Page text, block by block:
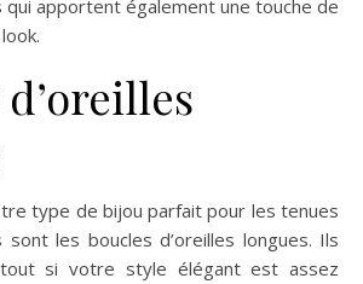
apportent également une touche de
type de bijou parfait pour les tenues
les boucles d’oreilles longues. Ils
si votre style élégant est assez